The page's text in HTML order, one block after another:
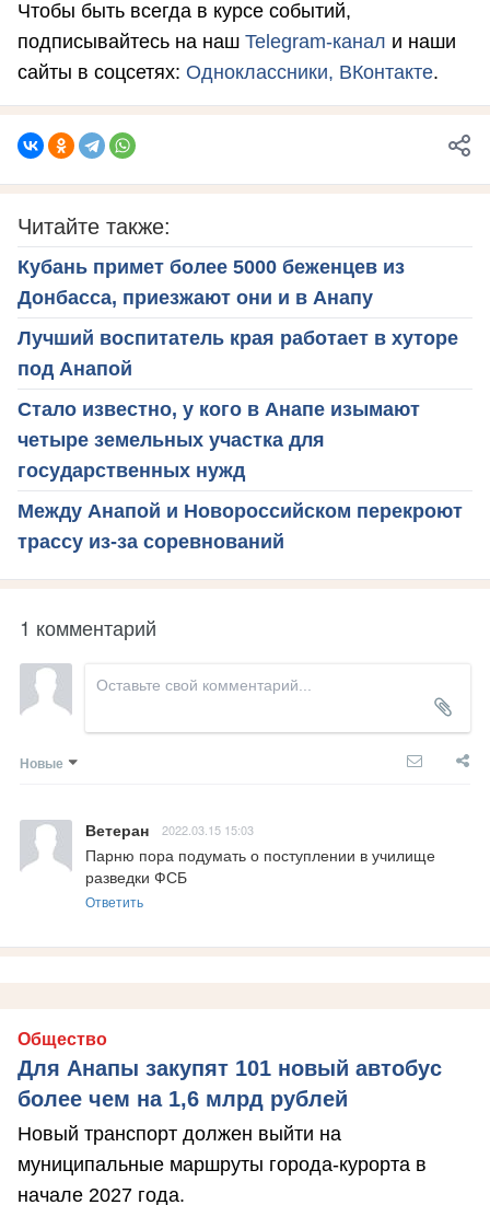
Чтобы быть всегда в курсе событий,
подписывайтесь на наш Telegram-канал и наши
сайты в соцсетях: Одноклассники, ВКонтакте.
Читайте также:
Кубань примет более 5000 беженцев из
Донбасса, приезжают они и в Анапу
Лучший воспитатель края работает в хуторе
под Анапой
Стало известно, у кого в Анапе изымают
четыре земельных участка для
государственных нужд
Между Анапой и Новороссийском перекроют
трассу из-за соревнований
1 комментарий
Новые
Ветеран 2022.03.15 15:03
Парню пора подумать о поступлении в училище
разведки ФСБ
Ответить
Общество
Для Анапы закупят 101 новый автобус
более чем на 1,6 млрд рублей
Новый транспорт должен выйти на
муниципальные маршруты города-курорта в
начале 2027 года.